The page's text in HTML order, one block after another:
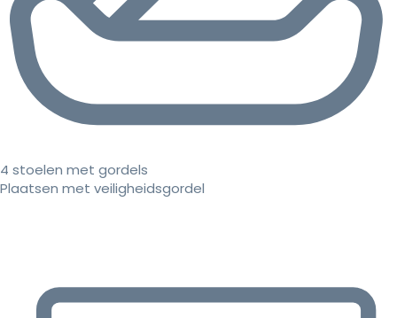
4 stoelen met gordels
Plaatsen met veiligheidsgordel